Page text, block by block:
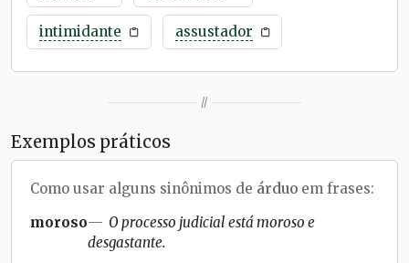
intimidante assustador
//
Exemplos práticos
Como usar alguns sinônimos de árduo em frases:
moroso
O processo judicial está moroso e
desgastante.